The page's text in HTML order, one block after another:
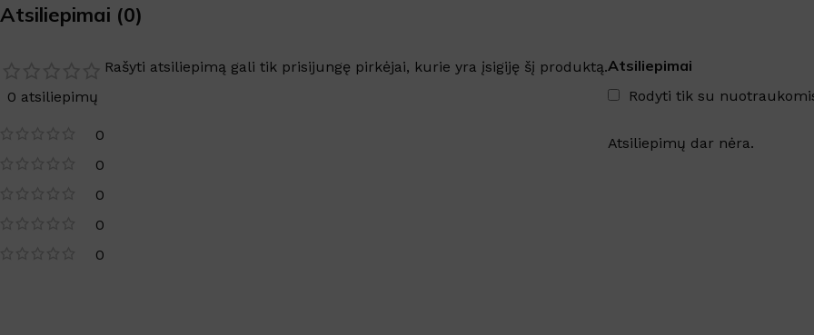
Atsiliepimai (0)
0 atsiliepimų
0
0
0
0
0
Atsiliepimai
Rodyti tik su
Atsiliepimų dar nėra.
Rašyti atsiliepimą gali tik prisijungę pirkėjai, kurie yra įsigiję šį produktą.